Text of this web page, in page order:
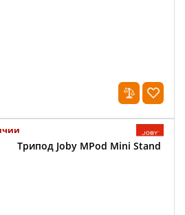
Трипод Joby MPod Mini Stand